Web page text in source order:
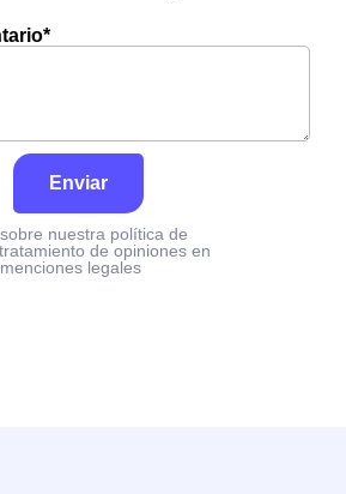
Enviar
nuestra política de
de opiniones en
legales